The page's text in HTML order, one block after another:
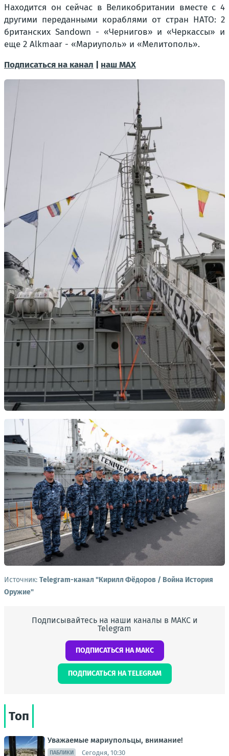
Находится он сейчас в Великобритании вместе с 4
другими переданными кораблями от стран НАТО: 2
британских Sandown - «Чернигов» и «Черкассы» и
еще 2 Alkmaar - «Мариуполь» и «Мелитополь».
Подписаться на канал | наш МАХ
Источник: Telegram-канал "Кирилл Фёдоров / Война История
Оружие"
Подписывайтесь на наши каналы в МАКС и
Telegram
ПОДПИСАТЬСЯ НА МАКС
ПОДПИСАТЬСЯ НА TELEGRAM
Топ
Уважаемые мариупольцы, внимание!
ПАБЛИКИ Сегодня, 10:30